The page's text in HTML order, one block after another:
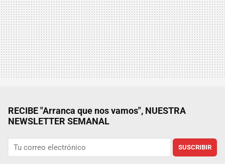
RECIBE "Arranca que nos vamos", NUESTRA
NEWSLETTER SEMANAL
SUSCRIBIR